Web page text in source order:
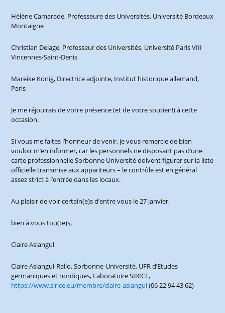
Hélène Camarade, Professeure des Universités, Université Bordeaux
Montaigne
Christian Delage, Professeur des Universités, Université Paris VIII
Vincennes-Saint-Denis
Mareike König, Directrice adjointe, Institut historique allemand,
Paris
Je me réjouirais de votre présence (et de votre soutien!) à cette
occasion.
Si vous me faites l’honneur de venir, je vous remercie de bien
vouloir m’en informer, car les personnels ne disposant pas d’une
carte professionnelle Sorbonne Université doivent figurer sur la liste
officielle transmise aux appariteurs – le contrôle est en général
assez strict à l’entrée dans les locaux.
Au plaisir de voir certain(e)s d’entre vous le 27 janvier,
bien à vous tou(te)s,
Claire Aslangul
Claire Aslangul-Rallo, Sorbonne-Université, UFR d’Etudes
germaniques et nordiques, Laboratoire SIRICE,
https://www.sirice.eu/membre/claire-aslangul(06 22 94 43 62)